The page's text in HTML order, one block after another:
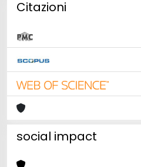
Citazioni
social impact